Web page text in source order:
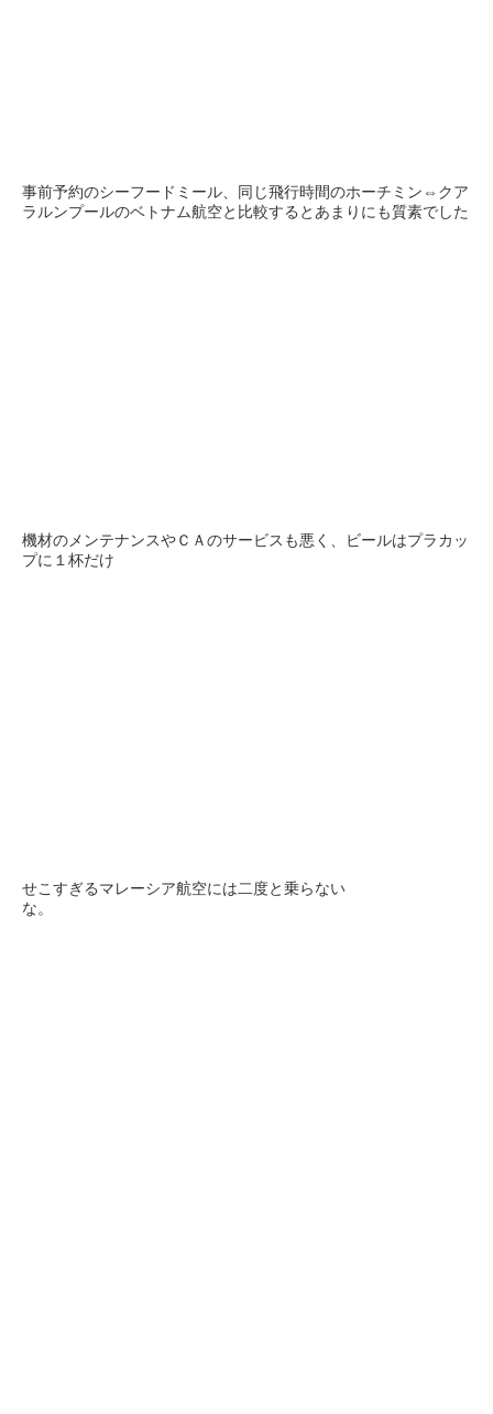
事前予約のシーフードミール、同じ飛行時間のホーチミン⇔クア
ラルンプールのベトナム航空と比較するとあまりにも質素でした
機材のメンテナンスやＣＡのサービスも悪く、ビールはプラカッ
プに１杯だけ
せこすぎるマレーシア航空には二度と乗らない
な。